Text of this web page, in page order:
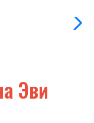
Эви